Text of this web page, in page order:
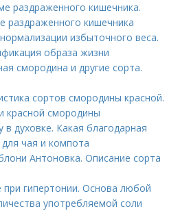
раздраженного кишечника.
раздраженного кишечника
избыточного веса.
образа жизни
смородина и другие сорта.
сортов смородины красной.
красной смородины
в духовке. Какая благодарная
чая и компота
Антоновка. Описание сорта
при гипертонии. Основа любой
употребляемой соли